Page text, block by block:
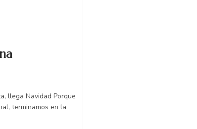
llega Navidad Porque
terminamos en la